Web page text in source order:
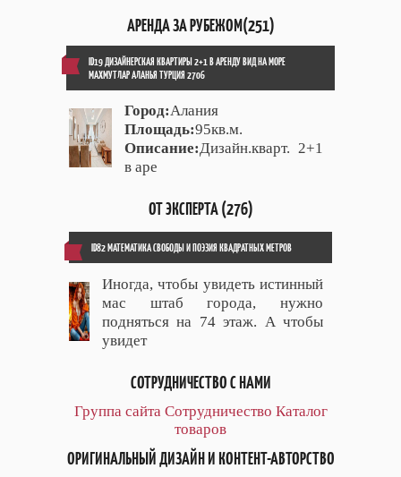
АРЕНДА ЗА РУБЕЖОМ(251)
ID19 ДИЗАЙНЕРСКАЯ КВАРТИРЫ 2+1 В АРЕНДУ ВИД НА МОРЕ
МАХМУТЛАР АЛАНЬЯ ТУРЦИЯ 2706
Город:Алания
Площадь:95кв.м.
Описание: Дизайн.кварт. 2+1
в аре
ОТ ЭКСПЕРТА (276)
ID82 МАТЕМАТИКА СВОБОДЫ И ПОЭЗИЯ КВАДРАТНЫХ МЕТРОВ
Иногда, чтобы увидеть истинный
мас штаб города, нужно
подняться на 74 этаж. А чтобы
увидет
СОТРУДНИЧЕСТВО С НАМИ
Группа сайта Сотрудничество Каталог
товаров
ОРИГИНАЛЬНЫЙ ДИЗАЙН И КОНТЕНТ-АВТОРСТВО